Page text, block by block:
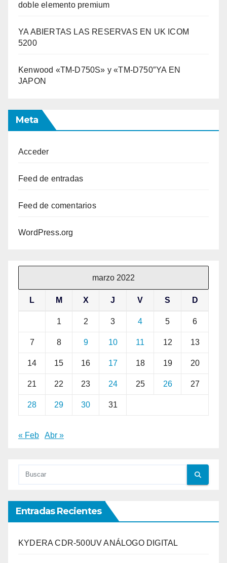
doble elemento premium
YA ABIERTAS LAS RESERVAS EN UK ICOM
5200
Kenwood «TM-D750S» y «TM-D750″YA EN
JAPON
Meta
Acceder
Feed de entradas
Feed de comentarios
WordPress.org
marzo 2022
L M X J V S D
1 2 3 4 5 6
7 8 9 10 11 12 13
14 15 16 17 18 19 20
21 22 23 24 25 26 27
28 29 30 31
« Feb Abr »
Entradas Recientes
KYDERA CDR-500UV ANÁLOGO DIGITAL